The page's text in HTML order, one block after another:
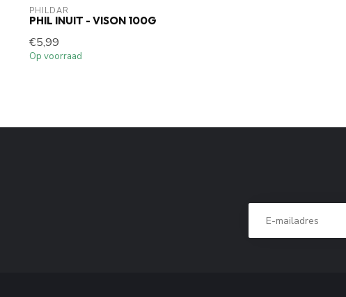
PHILDAR
PHIL INUIT - VISON 100G
€5,99
Op voorraad